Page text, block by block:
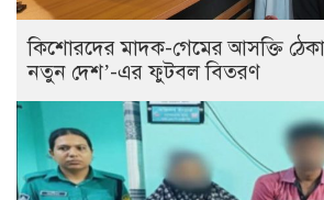
কিশোরদের মাদক-গেমের আসক্তি
নতুন দেশ’-এর ফুটবল বিতরণ